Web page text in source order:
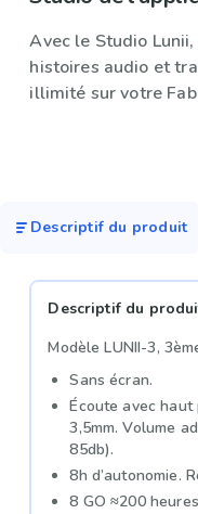
Avec le Studio
histoires audio et
illimité sur votre
Descriptif du produit
Descriptif du
Modèle LUNII-3,
Sans écran.
Écoute avec
3,5mm. Volume
85db).
8h d’autonomie.
8 GO ≈200